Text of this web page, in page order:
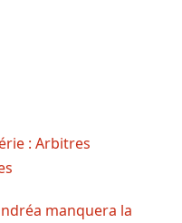
: Arbitres
manquera la